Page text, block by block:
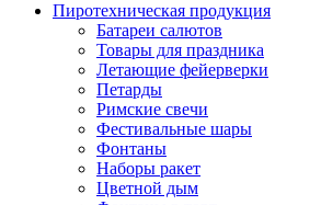
Пиротехническая продукция
Батареи салютов
Товары для праздника
Летающие фейерверки
Петарды
Римские свечи
Фестивальные шары
Фонтаны
Наборы ракет
Цветной дым